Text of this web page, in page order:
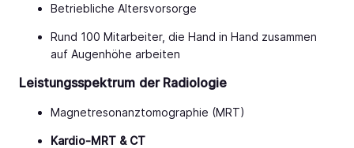
Betriebliche Altersvorsorge
Rund 100 Mitarbeiter, die Hand in Hand zusammen
auf Augenhöhe arbeiten
Leistungsspektrum der Radiologie
Magnetresonanztomographie (MRT)
Kardio-MRT & CT